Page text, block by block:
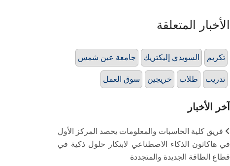
الأخبار المتعلقة
جامعة عين شمس السويدي إليكتريك تكريم
سوق العمل خريجين طلاب تدريب
آخر الأخبار
فريق كلية الحاسبات والمعلومات يحصد المركز الأول
في هاكاثون الذكاء الاصطناعي لابتكار حلول ذكية في
قطاع الطاقة الجديدة والمتجددة